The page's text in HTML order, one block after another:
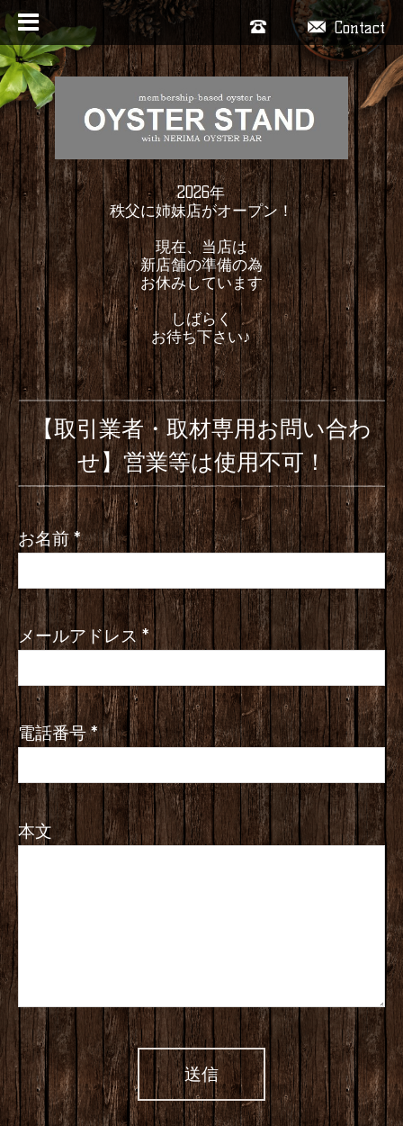
Contact
2026年
秩父に姉妹店がオープン！
現在、当店は
新店舗の準備の為
お休みしています
しばらく
お待ち下さい♪
【取引業者・取材専用お問い合わ
せ】営業等は使用不可！
お名前 *
メールアドレス *
電話番号 *
本文